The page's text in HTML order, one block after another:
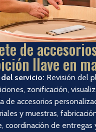
de
llave en
servicio: Revisión del
zonificación,
de accesorios
y muestras,
coordinación de entregas